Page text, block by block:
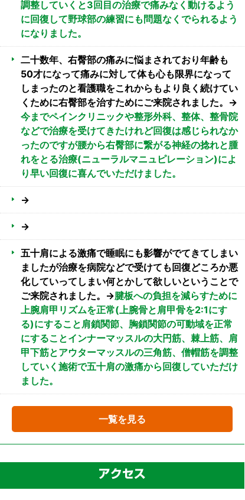
調整していくと3回目の治療で痛みなく動けるよう
に回復して野球部の練習にも問題なくでられるよう
になりました。
二十数年、右臀部の痛みに悩まされており年齢も
50才になって痛みに対して体も心も限界になって
しまったのと看護職をこれからもより良く続けてい
くために右臀部を治すためにご来院されました。→
今までペインクリニックや整形外科、整体、整骨院
などで治療を受けてきたけれど回復は感じられなか
ったのですが腰から右臀部に繋がる神経の捻れと腫
れをとる治療(ニューラルマニュピレーション)によ
り早い回復に喜んでいただけました。
→
→
五十肩による激痛で睡眠にも影響がでてきてしまい
ましたが治療を病院などで受けても回復どころか悪
化していってしまい何とかして欲しいということで
ご来院されました。→腱板への負担を減らすために
上腕肩甲リズムを正常(上腕骨と肩甲骨を2:1にす
る)にすること肩鎖関節、胸鎖関節の可動域を正常
にすることインナーマッスルの大円筋、棘上筋、肩
甲下筋とアウターマッスルの三角筋、僧帽筋を調整
していく施術で五十肩の激痛から回復していただけ
ました。
一覧を見る